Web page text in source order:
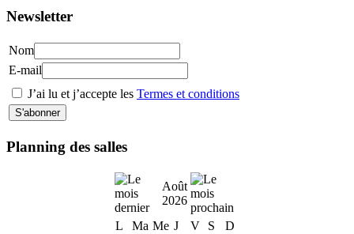
Newsletter
Nom
E-mail
J’ai lu et j’accepte les Termes et conditions
Planning des salles
Août
2026
L
Ma Me J V S
D